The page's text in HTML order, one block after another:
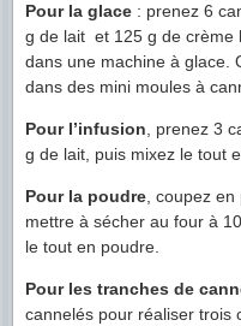
Pour la glace : prenez 6
g de lait et 125 g de crème
dans une machine à glace.
dans des mini moules à
Pour l’infusion, prenez 3
g de lait, puis mixez le tout
Pour la poudre, coupez en
mettre à sécher au four à
le tout en poudre.
Pour les tranches de
cannelés pour réaliser trois